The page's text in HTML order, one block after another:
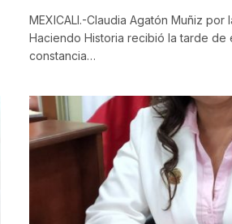
MEXICALI.-Claudia Agatón Muñiz por
Haciendo Historia recibió la tarde de
constancia…